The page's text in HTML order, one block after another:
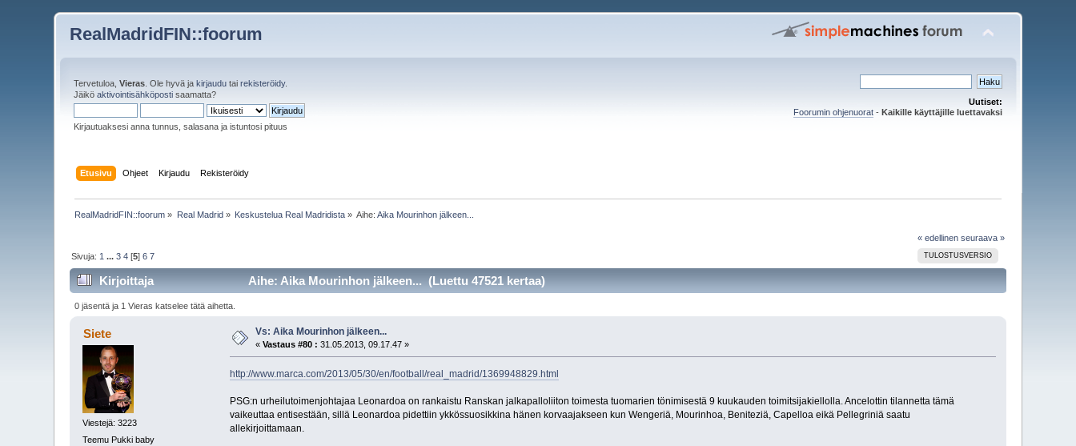
RealMadridFIN::foorum
Tervetuloa,Vieras . Ole hyvä jakirjaudu tairekisteröidy.
Jäiköaktivointisähköposti saamatta?
Kirjautuaksesi anna tunnus, salasana ja istuntosi pituus
Uutiset:
Foorumin ohjenuorat- Kaikille käyttäjille luettavaksi
Etusivu Ohjeet Kirjaudu Rekisteröidy
RealMadridFIN::foorum » Real Madrid» Keskustelua Real Madridista » Aihe:Aika Mourinhon jälkeen...
« edellinen seuraava »
TULOSTUSVERSIO
Sivuja: 1 ...3 4 [5]6 7
Kirjoittaja Aihe: Aika Mourinhon jälkeen... (Luettu 47521 kertaa)
0 jäsentä ja 1 Vieras katselee tätä aihetta.
Siete
Viestejä: 3223
Teemu Pukki baby
Vs: Aika Mourinhon jälkeen...
«Vastaus #80 : 31.05.2013, 09.17.47 »
http://www.marca.com/2013/05/30/en/football/real_madrid/1369948829.html
PSG:n urheilutoimenjohtajaa Leonardoa on rankaistu Ranskan jalkapalloliiton toimesta tuomarien tönimisestä 9 kuukauden toimitsijakiellolla. Ancelottin tilannetta tämä
vaikeuttaa entisestään, sillä Leonardoa pidettiin ykkössuosikkina hänen korvaajakseen kun Wengeriä, Mourinhoa, Beniteziä, Capelloa eikä Pellegriniä saatu
allekirjoittamaan.